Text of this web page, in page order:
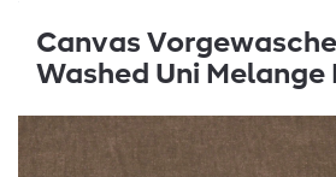
Canvas
Washed Uni Melange